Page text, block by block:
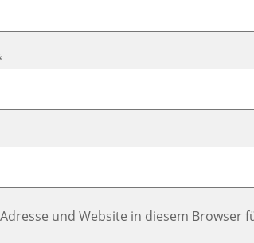
und Website in diesem